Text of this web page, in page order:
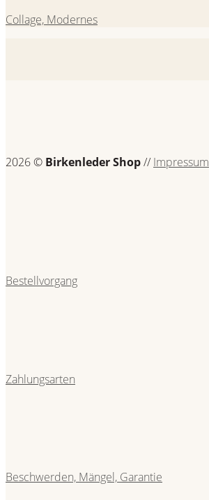
Collage, Modernes
2026 © Birkenleder Shop// Impressum
Bestellvorgang
Zahlungsarten
Beschwerden, Mängel, Garantie